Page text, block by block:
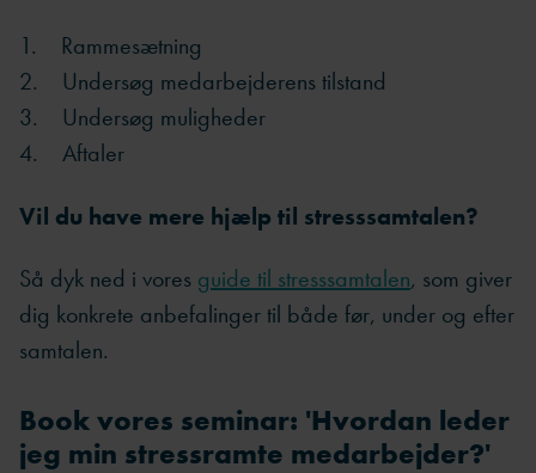
1. Rammesætning
2. Undersøg medarbejderens tilstand
3. Undersøg muligheder
4. Aftaler
Vil du have mere hjælp til stresssamtalen?
Så dyk ned i vores guide til stresssamtalen, som giver
dig konkrete anbefalinger til både før, under og efter
samtalen.
Book vores seminar: 'Hvordan leder
jeg min stressramte medarbejder?'